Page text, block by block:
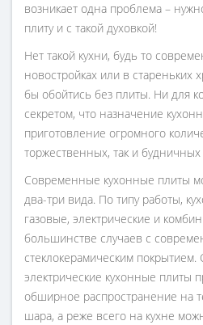
возникает одна проблема –
плиту и с такой духовкой!
Нет такой кухни, будь то
новостройках или в стареньких
бы обойтись без плиты. Ни для
секретом, что назначение
приготовление огромного
торжественных, так и
Современные кухонные плиты
два-три вида. По типу работы,
газовые, электрические и
большинстве случаев с
стеклокерамическим
электрические кухонные плиты
обширное распространение на
шара, а реже всего на кухне